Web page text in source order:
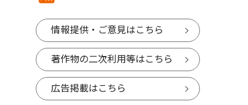
情報提供・ご意見はこちら
著作物の二次利用等はこちら
広告掲載はこちら